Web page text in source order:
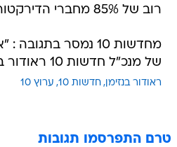
רוב של 85% מחברי הדירקטוריון.
מחדשות 10 נמסר
של מנכ"ל חדשות 10 ראודור בנזימן".
ראודור בנזימן חדשות 10 ערוץ 10
טרם התפרסמו תגובות